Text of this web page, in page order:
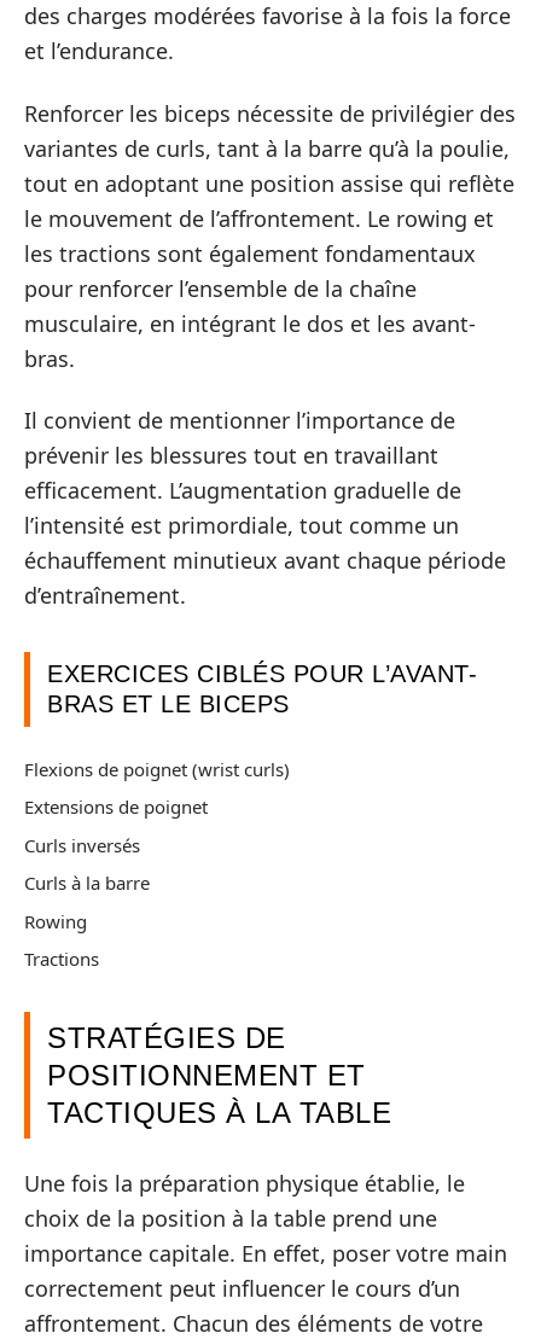
des charges modérées favorise à la fois la force
et l’endurance.
Renforcer les biceps nécessite de privilégier des
variantes de curls, tant à la barre qu’à la poulie,
tout en adoptant une position assise qui reflète
le mouvement de l’affrontement. Le rowing et
les tractions sont également fondamentaux
pour renforcer l’ensemble de la chaîne
musculaire, en intégrant le dos et les avant-
bras.
Il convient de mentionner l’importance de
prévenir les blessures tout en travaillant
efficacement. L’augmentation graduelle de
l’intensité est primordiale, tout comme un
échauffement minutieux avant chaque période
d’entraînement.
EXERCICES CIBLÉS POUR L’AVANT-
BRAS ET LE BICEPS
Flexions de poignet (wrist curls)
Extensions de poignet
Curls inversés
Curls à la barre
Rowing
Tractions
STRATÉGIES DE
POSITIONNEMENT ET
TACTIQUES À LA TABLE
Une fois la préparation physique établie, le
choix de la position à la table prend une
importance capitale. En effet, poser votre main
correctement peut influencer le cours d’un
affrontement. Chacun des éléments de votre